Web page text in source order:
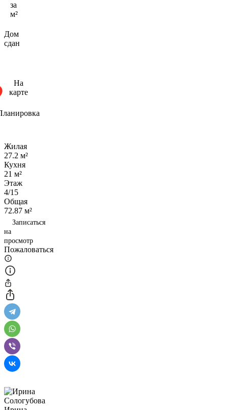
за
м²
Дом
сдан
На
карте
Жилая
27.2 м²
Кухня
21 м²
Этаж
4/15
Общая
72.87 м²
Записаться
на
просмотр
Пожаловаться